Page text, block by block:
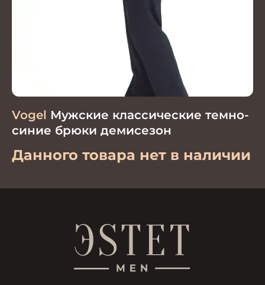
Vogel Мужские классические темно-
синие брюки демисезон
Данного товара нет в наличии